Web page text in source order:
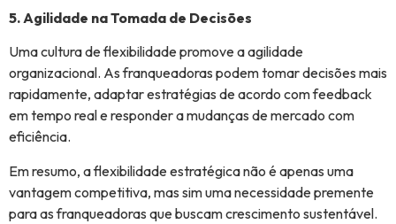
5. Agilidade na Tomada de Decisões
Uma cultura de flexibilidade promove a agilidade
organizacional. As franqueadoras podem tomar decisões mais
rapidamente, adaptar estratégias de acordo com feedback
em tempo real e responder a mudanças de mercado com
eficiência.
Em resumo, a flexibilidade estratégica não é apenas uma
vantagem competitiva, mas sim uma necessidade premente
para as franqueadoras que buscam crescimento sustentável.